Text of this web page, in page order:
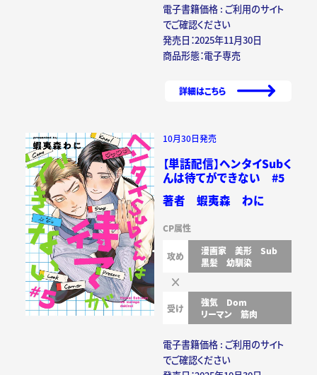
電子書籍価格 : ご利用のサイト
でご確認ください
発売日：2025年11月30日
商品形態：電子専売
詳細はこちら
10月30日発売
【単話配信】ヘンタイSubく
んは待てができない #5
著者 蝦夷森 わに
CP属性
攻め 漫画家 美形
Sub
黒髪
幼馴染
受け 強気
Dom
リーマン
筋肉
電子書籍価格 : ご利用のサイト
でご確認ください